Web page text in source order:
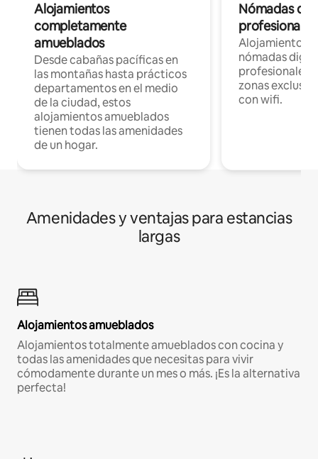
Alojamientos
completamente
amueblados
Desde cabañas pacíficas en
las montañas hasta prácticos
departamentos en el medio
de la ciudad, estos
alojamientos amueblados
tienen todas las amenidades
de un hogar.
Nómadas
Alojamientos
nómadas
profesionales
zonas
con wifi.
Amenidades y ventajas para estancias
largas
Alojamientos amueblados
Alojamientos totalmente amueblados con cocina y
todas las amenidades que necesitas para vivir
cómodamente durante un mes o más. ¡Es la alternativa
perfecta!